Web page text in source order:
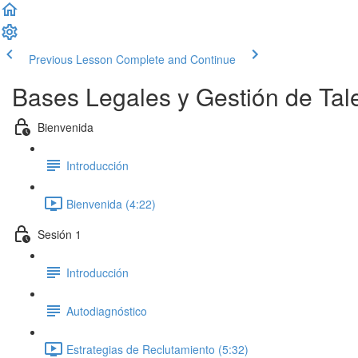
Previous Lesson Complete and Continue
Bases Legales y Gestión de
Bienvenida
Introducción
Bienvenida (4:22)
Sesión 1
Introducción
Autodiagnóstico
Estrategias de Reclutamiento (5:32)